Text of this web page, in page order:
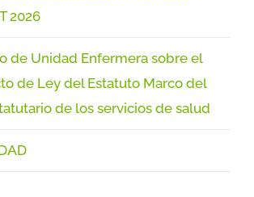
2026
de Unidad Enfermera sobre el
de Ley del Estatuto Marco del
de los servicios de salud